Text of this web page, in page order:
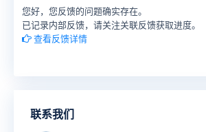
您好，您反馈的问题确实存在。
已记录内部反馈，请关注关联反馈获取进度。
查看反馈详情
联系我们